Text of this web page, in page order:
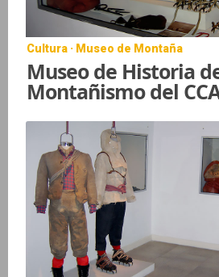
Cultura · Museo de Montaña
Museo de Historia
Montañismo del